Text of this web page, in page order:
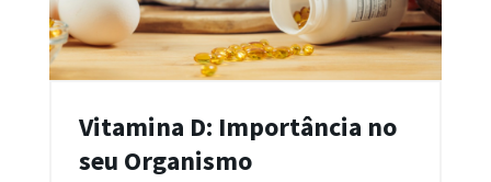
Vitamina D: Importância no
seu Organismo